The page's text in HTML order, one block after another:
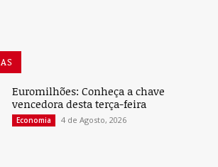
Euromilhões: Conheça a chave
vencedora desta terça-feira
Economia 4 de Agosto, 2026